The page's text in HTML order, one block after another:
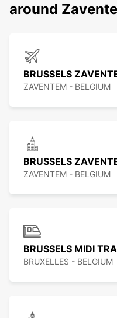
around
BRUSSELS
ZAVENTEM - BELGIUM
BRUSSELS
ZAVENTEM - BELGIUM
BRUSSELS MIDI
BRUXELLES - BELGIUM